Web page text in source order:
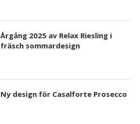
Årgång 2025 av Relax Riesling i
fräsch sommardesign
Ny design för Casalforte Prosecco